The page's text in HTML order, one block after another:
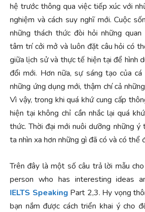
hệ trước thông qua việc tiếp xúc với
nghiệm và cách suy nghĩ mới. Cuộc
những thách thức đòi hỏi những
tâm trí cởi mở và luôn đặt câu hỏi có
giữa lịch sử và thực tế hiện tại để hình
đổi mới. Hơn nữa, sự sáng tạo của
những ứng dụng mới, thậm chí cả
Vì vậy, trong khi quá khứ cung cấp
hiện tại không chỉ cần nhắc lại quá
thức. Thời đại mới nuôi dưỡng những ý
ta nhìn xa hơn những gì đã có và có thể
Trên đây là một số câu trả lời mẫu
person who has interesting ideas
IELTS Speaking Part 2,3. Hy vọng
bạn nắm được cách triển khai ý cho